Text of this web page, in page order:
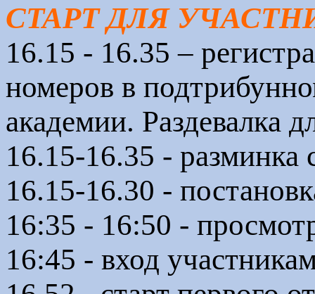
СТАРТ ДЛЯ
16.15 - 16.35 –
номеров в
академии. Раздевалка
16.15-16.35 -
16.15-16.30 -
16:35 - 16:50 -
16:45 - вход